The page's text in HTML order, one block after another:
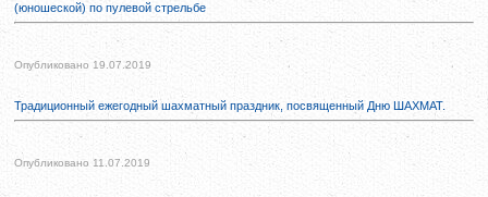
(юношеской) по пулевой стрельбе
Опубликовано 19.07.2019
Традиционный ежегодный шахматный праздник, посвященный Дню ШАХМАТ.
Опубликовано 11.07.2019